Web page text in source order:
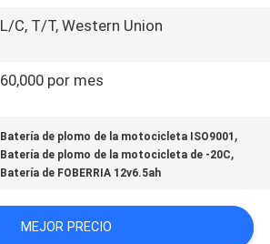
L/C, T/T, Western Union
60,000 por mes
Batería de plomo de la motocicleta ISO9001 ,
Batería de plomo de la motocicleta de -20C,
Batería de FOBERRIA 12v6.5ah
MEJOR PRECIO